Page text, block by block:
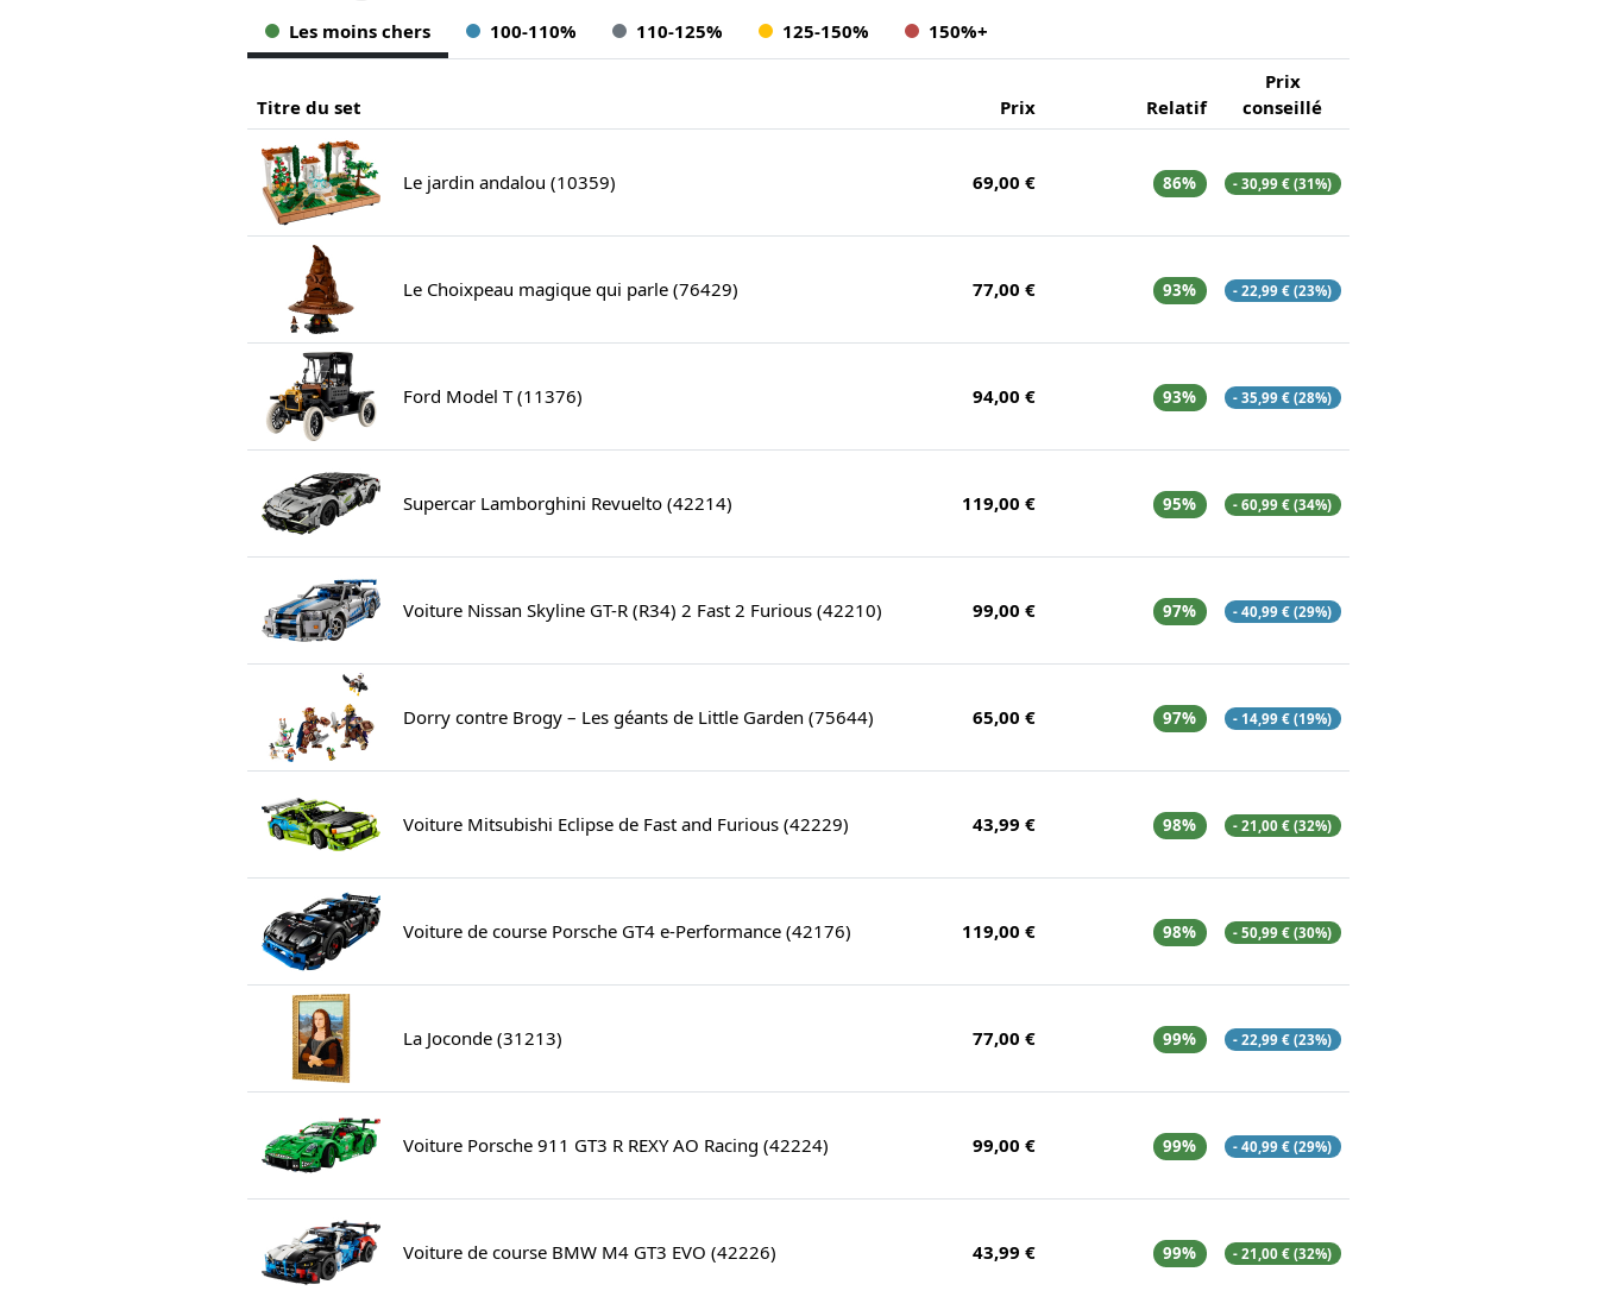
Les moins chers 100-110% 110-125% 125-150% 150%+
Titre du set Prix Relatif
Prix
conseillé
Le jardin andalou (10359) 69,00 € 86% - 30,99 € (31%)
Le Choixpeau magique qui parle (76429) 77,00 € 93% - 22,99 € (23%)
Ford Model T (11376) 94,00 € 93% - 35,99 € (28%)
Supercar Lamborghini Revuelto (42214) 119,00 € 95% - 60,99 € (34%)
Voiture Nissan Skyline GT-R (R34) 2 Fast 2 Furious (42210) 99,00 € 97% - 40,99 € (29%)
Dorry contre Brogy – Les géants de Little Garden (75644) 65,00 € 97% - 14,99 € (19%)
Voiture Mitsubishi Eclipse de Fast and Furious (42229) 43,99 € 98% - 21,00 € (32%)
Voiture de course Porsche GT4 e-Performance (42176) 119,00 € 98% - 50,99 € (30%)
La Joconde (31213) 77,00 € 99% - 22,99 € (23%)
Voiture Porsche 911 GT3 R REXY AO Racing (42224) 99,00 € 99% - 40,99 € (29%)
Voiture de course BMW M4 GT3 EVO (42226) 43,99 € 99% - 21,00 € (32%)